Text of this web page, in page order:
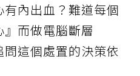
有內出血？難道每個
而做電腦斷層
這個處置的決策依